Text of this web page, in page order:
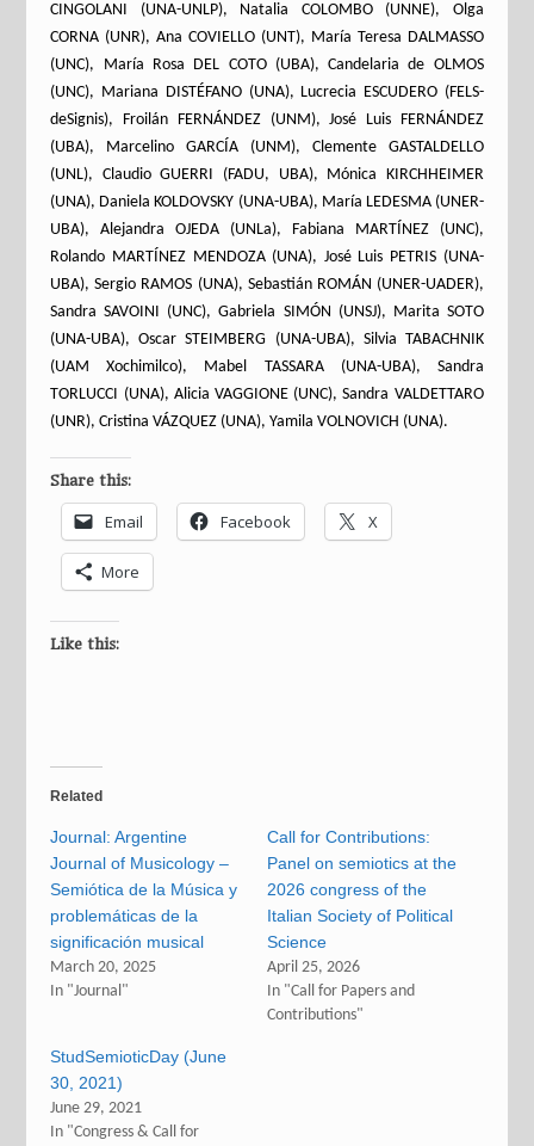
CINGOLANI (UNA-UNLP), Natalia COLOMBO (UNNE), Olga
CORNA (UNR), Ana COVIELLO (UNT), María Teresa DALMASSO
(UNC), María Rosa DEL COTO (UBA), Candelaria de OLMOS
(UNC), Mariana DISTÉFANO (UNA), Lucrecia ESCUDERO (FELS-
deSignis), Froilán FERNÁNDEZ (UNM), José Luis FERNÁNDEZ
(UBA), Marcelino GARCÍA (UNM), Clemente GASTALDELLO
(UNL), Claudio GUERRI (FADU, UBA), Mónica KIRCHHEIMER
(UNA), Daniela KOLDOVSKY (UNA-UBA), María LEDESMA (UNER-
UBA), Alejandra OJEDA (UNLa), Fabiana MARTÍNEZ (UNC),
Rolando MARTÍNEZ MENDOZA (UNA), José Luis PETRIS (UNA-
UBA), Sergio RAMOS (UNA), Sebastián ROMÁN (UNER-UADER),
Sandra SAVOINI (UNC), Gabriela SIMÓN (UNSJ), Marita SOTO
(UNA-UBA), Oscar STEIMBERG (UNA-UBA), Silvia TABACHNIK
(UAM Xochimilco), Mabel TASSARA (UNA-UBA), Sandra
TORLUCCI (UNA), Alicia VAGGIONE (UNC), Sandra VALDETTARO
(UNR), Cristina VÁZQUEZ (UNA), Yamila VOLNOVICH (UNA).
Share this:
Email Facebook X
More
Like this:
Related
Journal: Argentine
Journal of Musicology –
Semiótica de la Música y
problemáticas de la
significación musical
March 20, 2025
In "Journal"
Call for Contributions:
Panel on semiotics at the
2026 congress of the
Italian Society of Political
Science
April 25, 2026
In "Call for Papers and
Contributions"
StudSemioticDay (June
30, 2021)
June 29, 2021
In "Congress & Call for